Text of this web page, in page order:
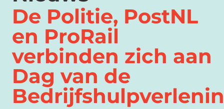
De Politie, PostNL
en ProRail
verbinden zich aan
Dag van de